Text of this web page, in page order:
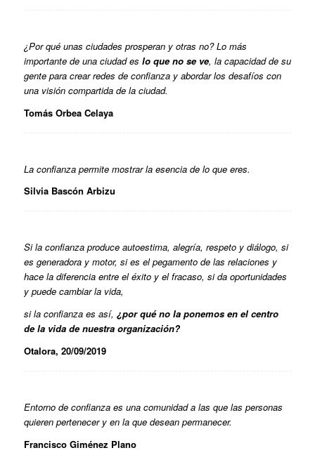
¿Por qué unas ciudades prosperan y otras no? Lo más
importante de una ciudad es lo que no se ve, la capacidad de su
gente para crear redes de confianza y abordar los desafíos con
una visión compartida de la ciudad.
Tomás Orbea Celaya
La confianza permite mostrar la esencia de lo que eres.
Silvia Bascón Arbizu
Si la confianza produce autoestima, alegría, respeto y diálogo, si
es generadora y motor, si es el pegamento de las relaciones y
hace la diferencia entre el éxito y el fracaso, si da oportunidades
y puede cambiar la vida,
si la confianza es así, ¿por qué no la ponemos en el centro
de la vida de nuestra organización?
Otalora, 20/09/2019
Entorno de confianza es una comunidad a las que las personas
quieren pertenecer y en la que desean permanecer.
Francisco Giménez Plano